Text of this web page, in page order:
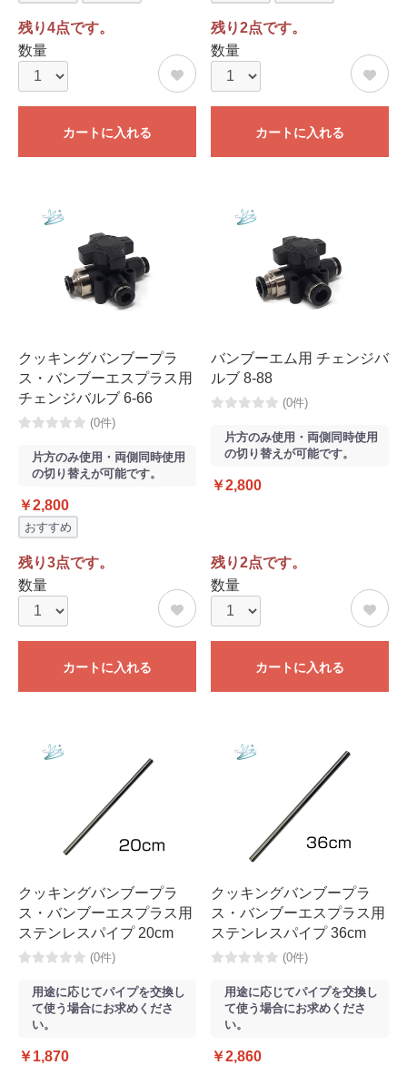
残り4点です。
数量
カートに入れる
残り2点です。
数量
カートに入れる
クッキングバンブープラ
ス・バンブーエスプラス用
チェンジバルブ 6-66
(0件)
片方のみ使用・両側同時使用
の切り替えが可能です。
￥2,800
おすすめ
残り3点です。
数量
カートに入れる
バンブーエム用 チェンジバ
ルブ 8-88
(0件)
片方のみ使用・両側同時使用
の切り替えが可能です。
￥2,800
残り2点です。
数量
カートに入れる
クッキングバンブープラ
ス・バンブーエスプラス用
ステンレスパイプ 20cm
(0件)
用途に応じてパイプを交換し
て使う場合にお求めくださ
い。
￥1,870
クッキングバンブープラ
ス・バンブーエスプラス用
ステンレスパイプ 36cm
(0件)
用途に応じてパイプを交換し
て使う場合にお求めくださ
い。
￥2,860